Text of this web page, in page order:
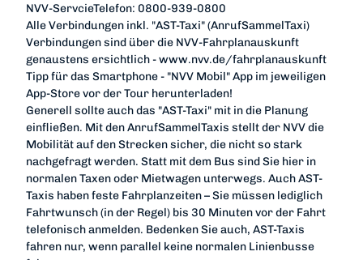
NVV-ServcieTelefon: 0800-939-0800
Alle Verbindungen inkl. "AST-Taxi" (AnrufSammelTaxi)
Verbindungen sind über die NVV-Fahrplanauskunft
genaustens ersichtlich - www.nvv.de/fahrplanauskunft
Tipp für das Smartphone - "NVV Mobil" App im jeweiligen
App-Store vor der Tour herunterladen!
Generell sollte auch das "AST-Taxi" mit in die Planung
einfließen. Mit den AnrufSammelTaxis stellt der NVV die
Mobilität auf den Strecken sicher, die nicht so stark
nachgefragt werden. Statt mit dem Bus sind Sie hier in
normalen Taxen oder Mietwagen unterwegs. Auch AST-
Taxis haben feste Fahrplanzeiten – Sie müssen lediglich
Fahrtwunsch (in der Regel) bis 30 Minuten vor der Fahrt
telefonisch anmelden. Bedenken Sie auch, AST-Taxis
fahren nur, wenn parallel keine normalen Linienbusse